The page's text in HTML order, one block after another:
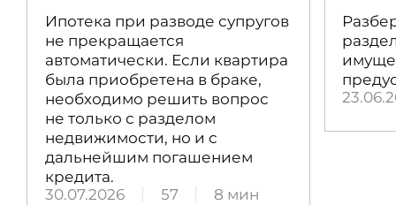
Ипотека при разводе супругов
не прекращается
автоматически. Если квартира
была приобретена в браке,
необходимо решить вопрос
не только с разделом
недвижимости, но и с
дальнейшим погашением
кредита.
30.07.2026
57 8 мин